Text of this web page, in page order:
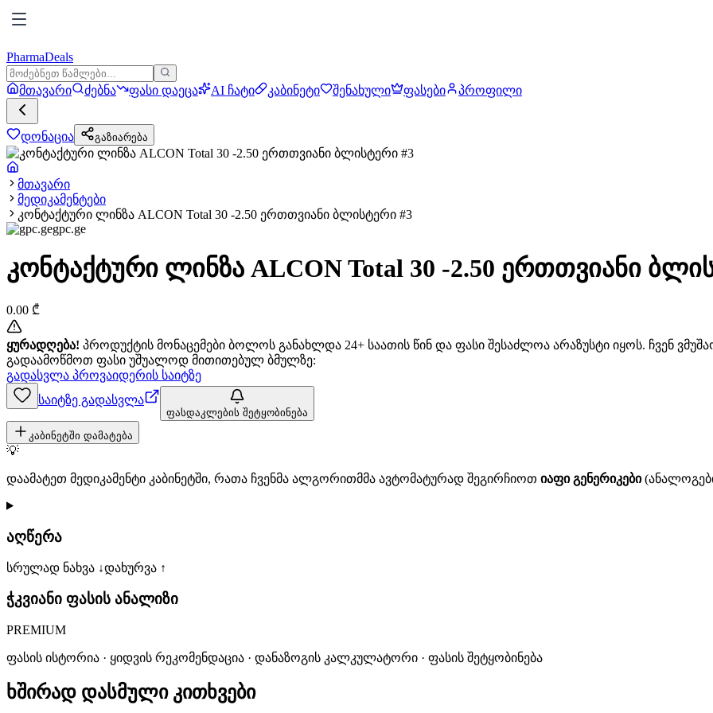
PharmaDeals
მთავარი ძებნა ფასი დაეცა AI ჩატი კაბინეტი შენახული ფასები პროფილი
დონაცია გაზიარება
მთავარი
მედიკამენტები
კონტაქტური ლინზა ALCON Total 30 -2.50 ერთთვიანი ბლისტერი #3
gpc.ge
კონტაქტური ლინზა ALCON Total 30 -2.50 ერთთვიანი
0.00 ₾
ყურადღება! პროდუქტის მონაცემები ბოლოს განახლდა 24+ საათის წინ და ფასი შესაძლოა არაზუსტი იყოს. ჩვენ
გადაამოწმოთ ფასი უშუალოდ მითითებულ ბმულზე:
გადასვლა პროვაიდერის საიტზე
საიტზე გადასვლა
ფასდაკლების შეტყობინება
კაბინეტში დამატება
💡
დაამატეთ მედიკამენტი კაბინეტში, რათა ჩვენმა ალგორითმმა ავტომატურად შეგირჩიოთ იაფი გენერიკები
აღწერა
სრულად ნახვა ↓დახურვა ↑
ჭკვიანი ფასის ანალიზი
PREMIUM
ფასის ისტორია · ყიდვის რეკომენდაცია · დანაზოგის კალკულატორი · ფასის შეტყობინება
ხშირად დასმული კითხვები